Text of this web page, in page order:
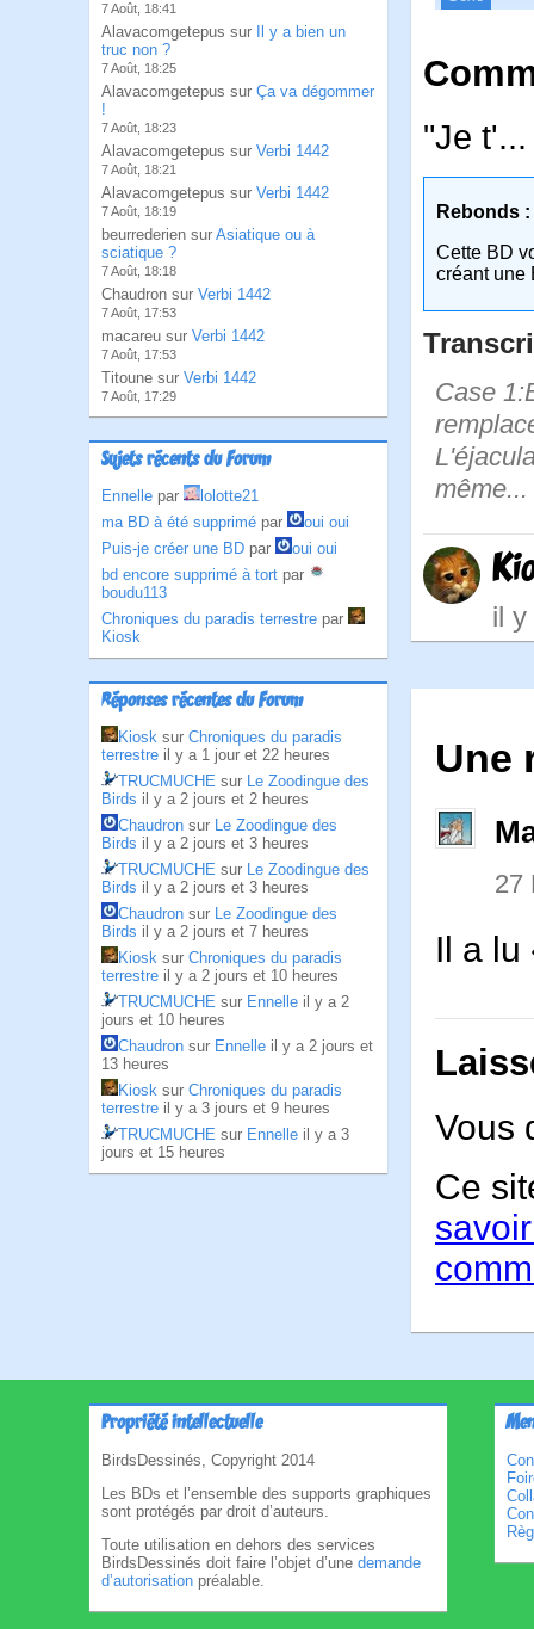
7 Août, 18:41
Alavacomgetepus sur
Il y a bien un
truc non ?
7 Août, 18:25
Alavacomgetepus sur Ça va dégommer
!
7 Août, 18:23
Alavacomgetepus sur Verbi 1442
7 Août, 18:21
Alavacomgetepus sur Verbi 1442
7 Août, 18:19
beurrederien sur Asiatique ou à
sciatique ?
7 Août, 18:18
Chaudron sur Verbi 1442
7 Août, 17:53
macareu sur Verbi 1442
7 Août, 17:53
Titoune sur Verbi 1442
7 Août, 17:29
Sujets récents du Forum
Ennelle par
lolotte21
ma BD à été supprimé par
oui oui
Puis-je créer une BD par
oui oui
bd encore supprimé à tort par
boudu113
Chroniques du paradis terrestre par
Kiosk
Réponses récentes du Forum
Kiosk sur Chroniques du paradis
terrestre il y a 1 jour et 22 heures
TRUCMUCHE sur Le Zoodingue des
Birds il y a 2 jours et 2 heures
Chaudron sur Le Zoodingue des
Birds il y a 2 jours et 3 heures
TRUCMUCHE sur Le Zoodingue des
Birds il y a 2 jours et 3 heures
Chaudron sur Le Zoodingue des
Birds il y a 2 jours et 7 heures
Kiosk sur Chroniques du paradis
terrestre il y a 2 jours et 10 heures
TRUCMUCHE sur Ennelle il y a 2
jours et 10 heures
Chaudron sur Ennelle il y a 2 jours et
13 heures
Kiosk sur Chroniques du paradis
terrestre il y a 3 jours et 9 heures
TRUCMUCHE sur Ennelle il y a 3
jours et 15 heures
"Je
Rebonds :
Cette BD
créant une
Case
il
Une
27
Il a lu
Vous
Ce
Propriété intellectuelle
BirdsDessinés, Copyright 2014
Les BDs et l’ensemble des supports graphiques
sont protégés par droit d’auteurs.
Toute utilisation en dehors des services
BirdsDessinés doit faire l’objet d’une demande
d’autorisation préalable.